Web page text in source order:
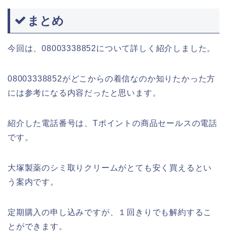
まとめ
今回は、08003338852について詳しく紹介しました。
08003338852がどこからの着信なのか知りたかった方
には参考になる内容だったと思います。
紹介した電話番号は、Tポイントの商品セールスの電話
です。
大塚製薬のシミ取りクリームがとても安く買えるとい
う案内です。
定期購入の申し込みですが、１回きりでも解約するこ
とができます。